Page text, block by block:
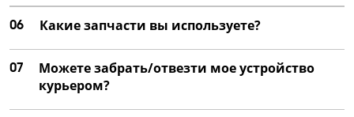
06 Какие запчасти вы используете?
07
Можете забрать/отвезти мое устройство
курьером?